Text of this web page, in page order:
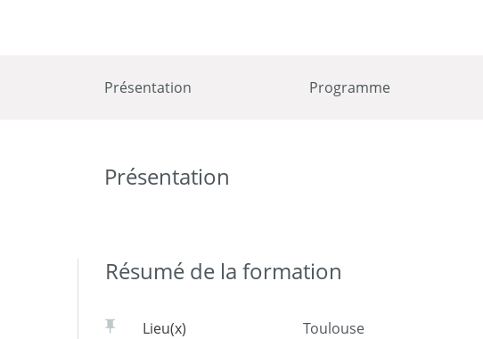
Présentation Programme
Présentation
Résumé de la formation
Lieu(x) Toulouse